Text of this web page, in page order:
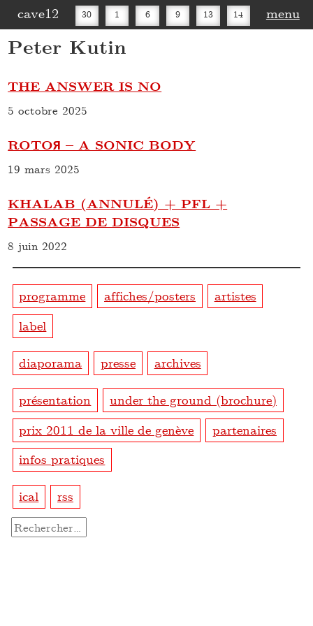
cave12 30 1 6 9 13 14
16 20
menu
Peter Kutin
THE ANSWER IS NO
5 octobre 2025
ROTOЯ – A SONIC BODY
19 mars 2025
KHALAB (ANNULÉ) + PFL +
PASSAGE DE DISQUES
8 juin 2022
programme affiches/posters
artistes
label
diaporama presse archives
présentation
under the ground (brochure)
prix 2011 de la ville de genève
partenaires
infos pratiques
ical rss
Rechercher :